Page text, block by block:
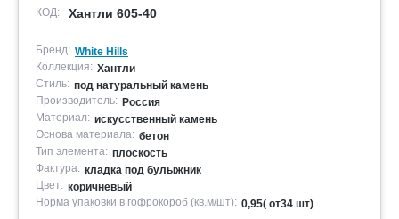
КОД: Хантли 605-40
Бренд: White Hills
Коллекция: Хантли
Стиль: под натуральный камень
Производитель: Россия
Материал: искусственный камень
Основа материала: бетон
Тип элемента: плоскость
Фактура: кладка под булыжник
Цвет: коричневый
Норма упаковки в гофрокороб (кв.м/шт): 0,95( от34 шт)